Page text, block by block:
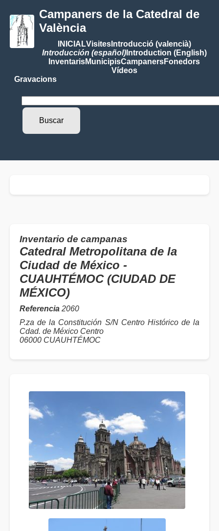
Campaners de la Catedral de
València
INICIALVisitesIntroducció (valencià)
Introducción (español)Introduction (English)
InventarisMunicipisCampanersFonedors
Vídeos
Gravacions
Inventario de campanas
Catedral Metropolitana de la
Ciudad de México -
CUAUHTÉMOC (CIUDAD DE
MÉXICO)
Referencia 2060
P.za de la Constitución S/N Centro Histórico de la
Cdad. de México Centro
06000 CUAUHTÉMOC